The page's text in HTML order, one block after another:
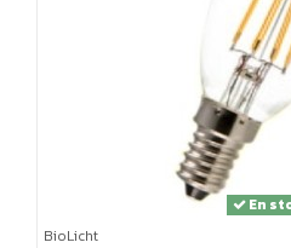
BioLicht
En